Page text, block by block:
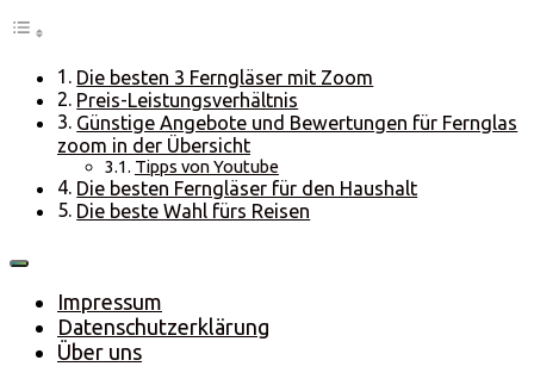
Die besten 3 Ferngläser mit Zoom
Preis-Leistungsverhältnis
Günstige Angebote und Bewertungen für Fernglas
zoom in der Übersicht
Tipps von Youtube
Die besten Ferngläser für den Haushalt
Die beste Wahl fürs Reisen
Impressum
Datenschutzerklärung
Über uns